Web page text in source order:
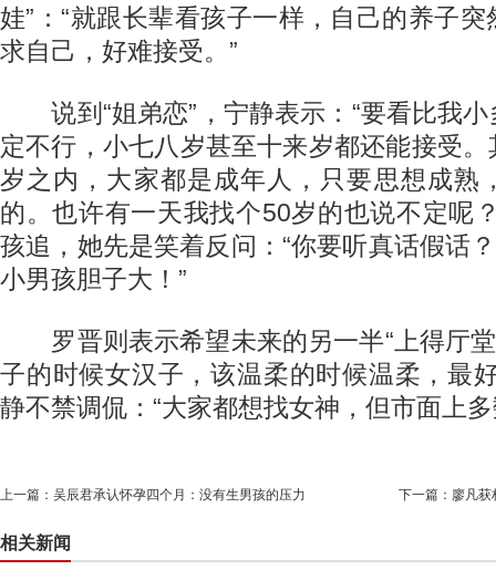
娃”：“就跟长辈看孩子一样，自己的养子
求自己，好难接受。”
说到“姐弟恋”，宁静表示：“要看比我小
定不行，小七八岁甚至十来岁都还能接受
岁之内，大家都是成年人，只要思想成熟
的。也许有一天我找个50岁的也说不定呢
孩追，她先是笑着反问：“你要听真话假话
小男孩胆子大！”
罗晋则表示希望未来的另一半“上得厅堂
子的时候女汉子，该温柔的时候温柔，最
静不禁调侃：“大家都想找女神，但市面上
上一篇： 吴辰君承认怀孕四个月：没有生男孩的压力 下一篇： 廖凡获
相关新闻